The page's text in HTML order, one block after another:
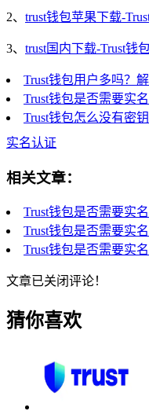
2、 trust钱包苹果下载-
3、 trust国内下载-Trust钱
Trust钱包用户多吗？
Trust钱包是否需要实
Trust钱包怎么没有密
实名认证
相关文章：
Trust钱包是否需要实
Trust钱包是否需要实
Trust钱包是否需要实
文章已关闭评论！
猜你喜欢